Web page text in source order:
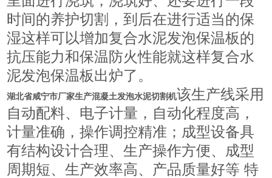
时间的养护切割，到后在进行适当的保
湿这样可以增加复合水泥发泡保温板的
抗压能力和保温防火性能就这样复合水
泥发泡保温板出炉了。
湖北省咸宁市厂家生产混凝土发泡水泥切割机该生产线采用
自动配料、电子计量，自动化程度高，
计量准确，操作调控精准；成型设备具
有结构设计合理、生产操作方便、成型
周期短、生产效率高、产品质量好等 特